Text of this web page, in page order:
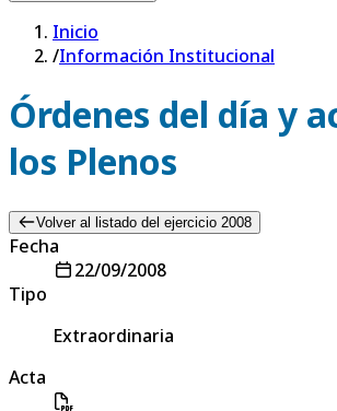
Inicio
/Información Institucional
Órdenes del día y
los Plenos
Volver al listado del ejercicio 2008
Fecha
22/09/2008
Tipo
Extraordinaria
Acta